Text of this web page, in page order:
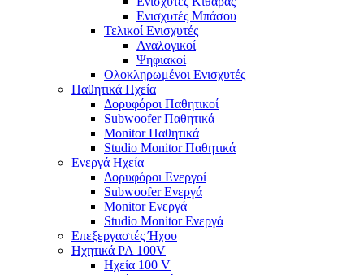
Ενισχυτές Μπάσου
Τελικοί Ενισχυτές
Αναλογικοί
Ψηφιακοί
Ολοκληρωμένοι Ενισχυτές
Παθητικά Ηχεία
Δορυφόροι Παθητικοί
Subwoofer Παθητικά
Monitor Παθητικά
Studio Monitor Παθητικά
Ενεργά Ηχεία
Δορυφόροι Ενεργοί
Subwoofer Ενεργά
Monitor Ενεργά
Studio Monitor Ενεργά
Επεξεργαστές Ήχου
Ηχητικά PA 100V
Ηχεία 100 V